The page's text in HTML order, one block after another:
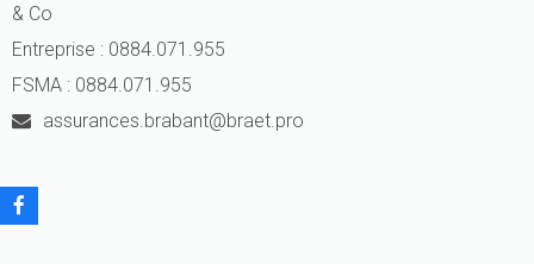
& Co
Entreprise : 0884.071.955
FSMA : 0884.071.955
assurances.brabant@braet.pro
F